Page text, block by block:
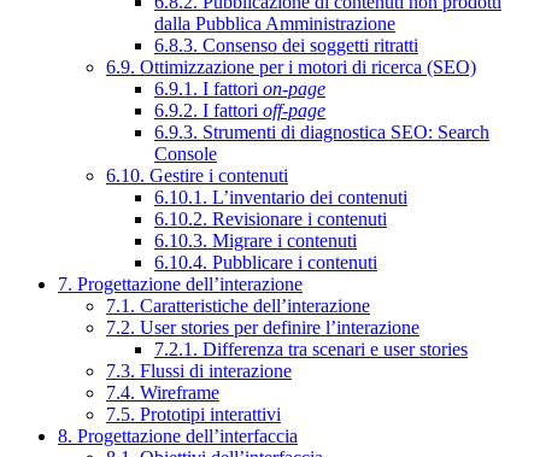
dalla Pubblica Amministrazione
6.8.3. Consenso dei soggetti ritratti
6.9. Ottimizzazione per i motori di ricerca (SEO)
6.9.1. I fattori on-page
6.9.2. I fattori off-page
6.9.3. Strumenti di diagnostica SEO: Search
Console
6.10. Gestire i contenuti
6.10.1. L’inventario dei contenuti
6.10.2. Revisionare i contenuti
6.10.3. Migrare i contenuti
6.10.4. Pubblicare i contenuti
7. Progettazione dell’interazione
7.1. Caratteristiche dell’interazione
7.2. User stories per definire l’interazione
7.2.1. Differenza tra scenari e user stories
7.3. Flussi di interazione
7.4. Wireframe
7.5. Prototipi interattivi
8. Progettazione dell’interfaccia